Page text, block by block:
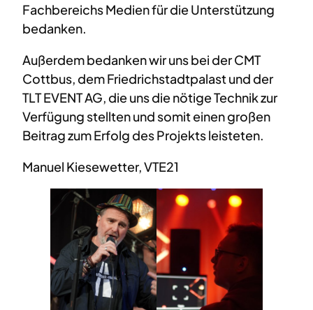
Fachbereichs Medien für die Unterstützung
bedanken.
Außerdem bedanken wir uns bei der CMT
Cottbus, dem Friedrichstadtpalast und der
TLT EVENT AG, die uns die nötige Technik zur
Verfügung stellten und somit einen großen
Beitrag zum Erfolg des Projekts leisteten.
Manuel Kiesewetter, VTE21